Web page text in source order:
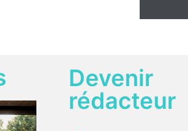
Devenir
rédacteur